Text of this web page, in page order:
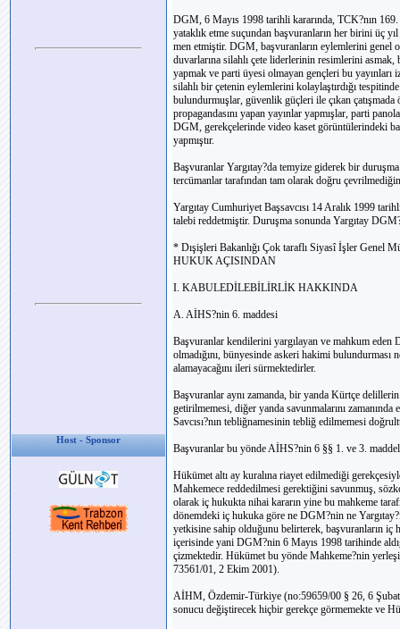
Host - Sponsor
DGM, 6 Mayıs 1998 tarihli kararında, TCK?nın
yataklık etme suçundan başvuranların her birini üç
men etmiştir. DGM, başvuranların eylemlerini
duvarlarına silahlı çete liderlerinin resimlerini
yapmak ve parti üyesi olmayan gençleri bu
silahlı bir çetenin eylemlerini kolaylaştırdığı
bulundurmuşlar, güvenlik güçleri ile çıkan çatışmada
propagandasını yapan yayınlar yapmışlar, parti
DGM, gerekçelerinde video kaset görüntülerindeki
yapmıştır.
Başvuranlar Yargıtay?da temyize giderek bir
tercümanlar tarafından tam olarak doğru
Yargıtay Cumhuriyet Başsavcısı 14 Aralık 1999
talebi reddetmiştir. Duruşma sonunda Yargıtay
* Dışişleri Bakanlığı Çok taraflı Siyasî İşler Genel
HUKUK AÇISINDAN
I. KABULEDİLEBİLİRLİK HAKKINDA
A. AİHS?nin 6. maddesi
Başvuranlar kendilerini yargılayan ve mahkum eden
olmadığını, bünyesinde askeri hakimi bulundurması
alamayacağını ileri sürmektedirler.
Başvuranlar aynı zamanda, bir yanda Kürtçe
getirilmemesi, diğer yanda savunmalarını
Savcısı?nın tebliğnamesinin tebliğ edilmemesi
Başvuranlar bu yönde AİHS?nin 6 §§ 1. ve 3.
Hükümet altı ay kuralına riayet edilmediği
Mahkemece reddedilmesi gerektiğini savunmuş,
olarak iç hukukta nihai kararın yine bu mahkeme
dönemdeki iç hukuka göre ne DGM?nin ne
yetkisine sahip olduğunu belirterek, başvuranların iç
içerisinde yani DGM?nin 6 Mayıs 1998 tarihinde
çizmektedir. Hükümet bu yönde Mahkeme?nin
73561/01, 2 Ekim 2001).
AİHM, Özdemir-Türkiye (no:59659/00 § 26, 6 Şubat
sonucu değiştirecek hiçbir gerekçe görmemekte ve